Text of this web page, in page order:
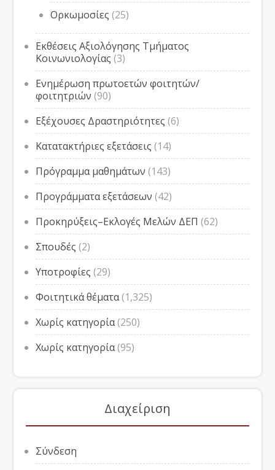
Ορκωμοσίες (25)
Εκθέσεις Αξιολόγησης Τμήματος
Κοινωνιολογίας (3)
Ενημέρωση πρωτοετών φοιτητών/
φοιτητριών (90)
Εξέχουσες Δραστηριότητες (6)
Κατατακτήριες εξετάσεις (14)
Πρόγραμμα μαθημάτων (143)
Προγράμματα εξετάσεων (42)
Προκηρύξεις–Εκλογές Μελών ΔΕΠ (62)
Σπουδές (2)
Υποτροφίες (29)
Φοιτητικά θέματα(1,325)
Χωρίς κατηγορία(250)
Χωρίς κατηγορία(95)
Διαχείριση
Σύνδεση